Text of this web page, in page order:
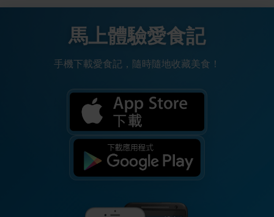
馬上體驗愛食記
手機下載愛食記，隨時隨地收藏美食！